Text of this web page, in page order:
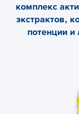
комплекс
экстрактов,
потенции и